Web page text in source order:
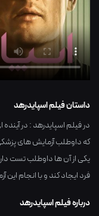
داستان فیلم اسپایدرهد
در فیلم اسپایدرهد : در
که داوطلب آزمایش های
یکی از آن ها داوطلب تست
فرد ایجاد کند و با انجام
درباره فیلم اسپایدرهد